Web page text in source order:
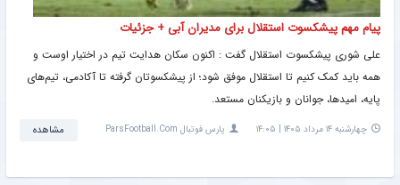
پیام مهم پیشکسوت استقلال برای مدیران آبی + جزئیات
علی شوری پیشکسوت استقلال گفت : اکنون سکان هدایت تیم در اختیار اوست و
همه باید کمک کنیم تا استقلال موفق شود؛ از پیشکسوتان گرفته تا آکادمی، تیم‌های
پایه، امیدها، جوانان و بازیکنان مستعد.
چهارشنبه ۱۴ مرداد ۱۴۰۵ | ۱۴:۰۵ پارس فوتبال ParsFootball.Com مشاهده